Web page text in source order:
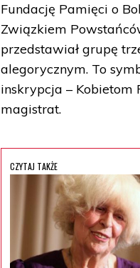
Fundację Pamięci o
Związkiem
przedstawiał grupę
alegorycznym. To
inskrypcja – Kobietom
magistrat.
CZYTAJ TAKŻE